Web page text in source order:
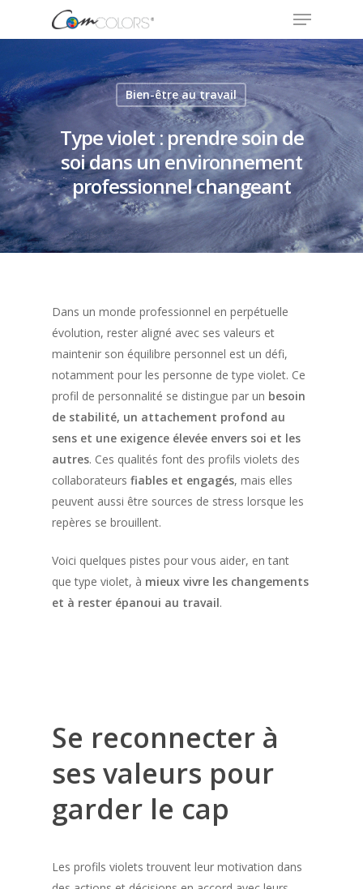
Appuyez sur Entrée pour rechercher ou sur ESC
pour fermer
Bien-être au travail
Type violet : prendre soin de
soi dans un environnement
professionnel changeant
Dans un monde professionnel en perpétuelle
évolution, rester aligné avec ses valeurs et
maintenir son équilibre personnel est un défi,
notamment pour les personne de type violet. Ce
profil de personnalité se distingue par un besoin
de stabilité, un attachement profond au
sens et une exigence élevée envers soi et les
autres. Ces qualités font des profils violets des
collaborateurs fiables et engagés, mais elles
peuvent aussi être sources de stress lorsque les
repères se brouillent.
Voici quelques pistes pour vous aider, en tant
que type violet, à mieux vivre les changements
et à rester épanoui au travail.
Se reconnecter à
ses valeurs pour
garder le cap
Les profils violets trouvent leur motivation dans